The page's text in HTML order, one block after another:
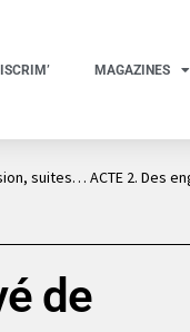
MAGAZINES
suites… ACTE 2. Des
de